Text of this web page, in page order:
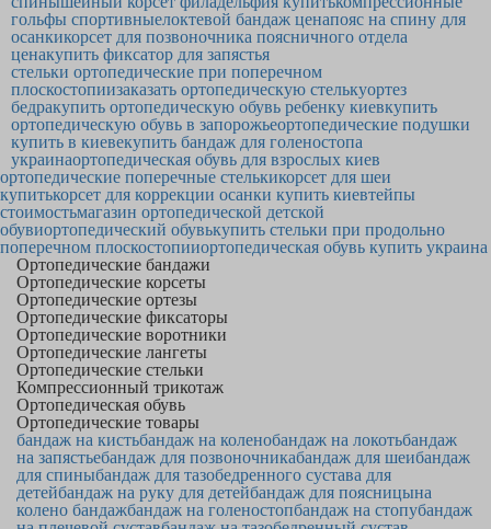
гольфы спортивныелоктевой бандаж ценапояс на спину для
осанкикорсет для позвоночника поясничного отдела
ценакупить фиксатор для запястья
стельки ортопедические при поперечном
плоскостопиизаказать ортопедическую стелькуортез
бедракупить ортопедическую обувь ребенку киевкупить
ортопедическую обувь в запорожьеортопедические подушки
купить в киевекупить бандаж для голеностопа
украинаортопедическая обувь для взрослых киев
ортопедические поперечные стелькикорсет для шеи
купитькорсет для коррекции осанки купить киевтейпы
стоимостьмагазин ортопедической детской
обувиортопедический обувькупить стельки при продольно
поперечном плоскостопииортопедическая обувь купить украина
Ортопедические бандажи
Ортопедические корсеты
Ортопедические ортезы
Ортопедические фиксаторы
Ортопедические воротники
Ортопедические лангеты
Ортопедические стельки
Компрессионный трикотаж
Ортопедическая обувь
Ортопедические товары
бандаж на кистьбандаж на коленобандаж на локотьбандаж
на запястьебандаж для позвоночникабандаж для шеибандаж
для спиныбандаж для тазобедренного сустава для
детейбандаж на руку для детейбандаж для поясницына
колено бандажбандаж на голеностопбандаж на стопубандаж